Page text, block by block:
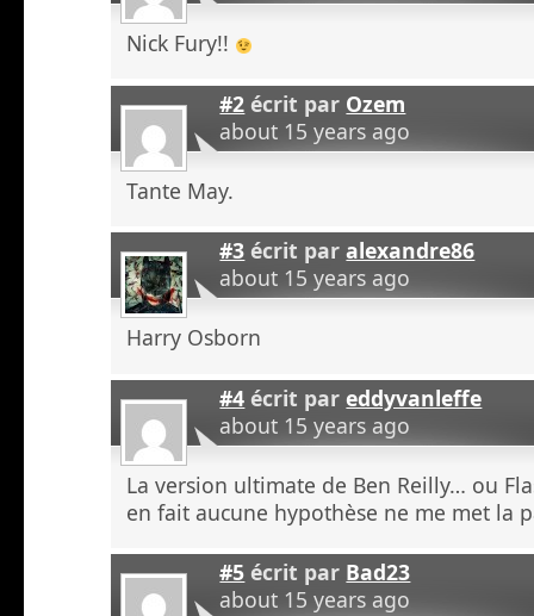
Nick Fury!!
#2 écrit par Ozem
about 15 years ago
Tante May.
#3 écrit paralexandre86
about 15 years ago
Harry Osborn
#4 écrit pareddyvanleffe
about 15 years ago
La version ultimate de Ben Reilly… ou
en fait aucune hypothèse ne me met la
#5 écrit par Bad23
about 15 years ago